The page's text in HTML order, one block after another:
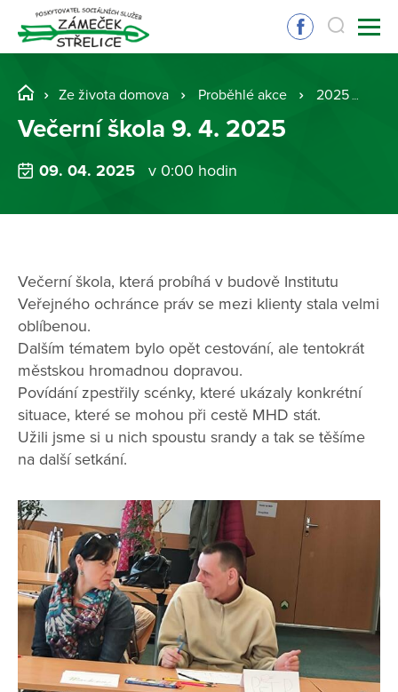
Ze života domova Proběhlé akce 2025
Večerní škola 9. 4. 2025
09. 04. 2025 v 0:00 hodin
Večerní škola, která probíhá v budově Institutu
Veřejného ochránce práv se mezi klienty stala velmi
oblíbenou.
Dalším tématem bylo opět cestování, ale tentokrát
městskou hromadnou dopravou.
Povídání zpestřily scénky, které ukázaly konkrétní
situace, které se mohou při cestě MHD stát.
Užili jsme si u nich spoustu srandy a tak se těšíme
na další setkání.